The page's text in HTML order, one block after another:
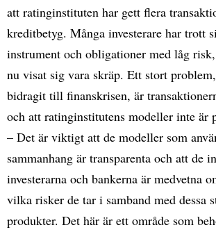
att ratinginstituten har gett flera
kreditbetyg. Många investerare har trott
instrument och obligationer med låg
nu visat sig vara skräp. Ett stort
bidragit till finanskrisen, är
och att ratinginstitutens modeller inte är
– Det är viktigt att de modeller som
sammanhang är transparenta och att de
investerarna och bankerna är medvetna
vilka risker de tar i samband med dessa
produkter. Det här är ett område som